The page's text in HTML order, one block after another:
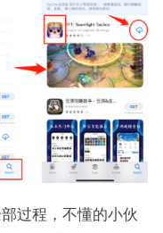
过程，不懂的小伙